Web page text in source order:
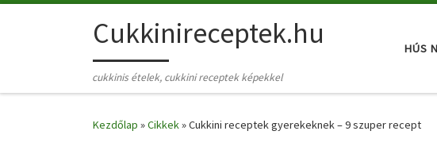
Skip to contentCukkinireceptek.hu
cukkinis ételek, cukkini receptek képekkel
HÚS
Kezdőlap »Cikkek»Cukkini receptek gyerekeknek – 9 szuper recept